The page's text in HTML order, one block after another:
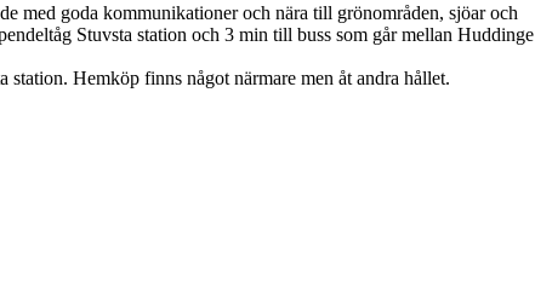
med goda kommunikationer och nära till grönområden, sjöar och
Stuvsta station och 3 min till buss som går mellan Huddinge
Hemköp finns något närmare men åt andra hållet.